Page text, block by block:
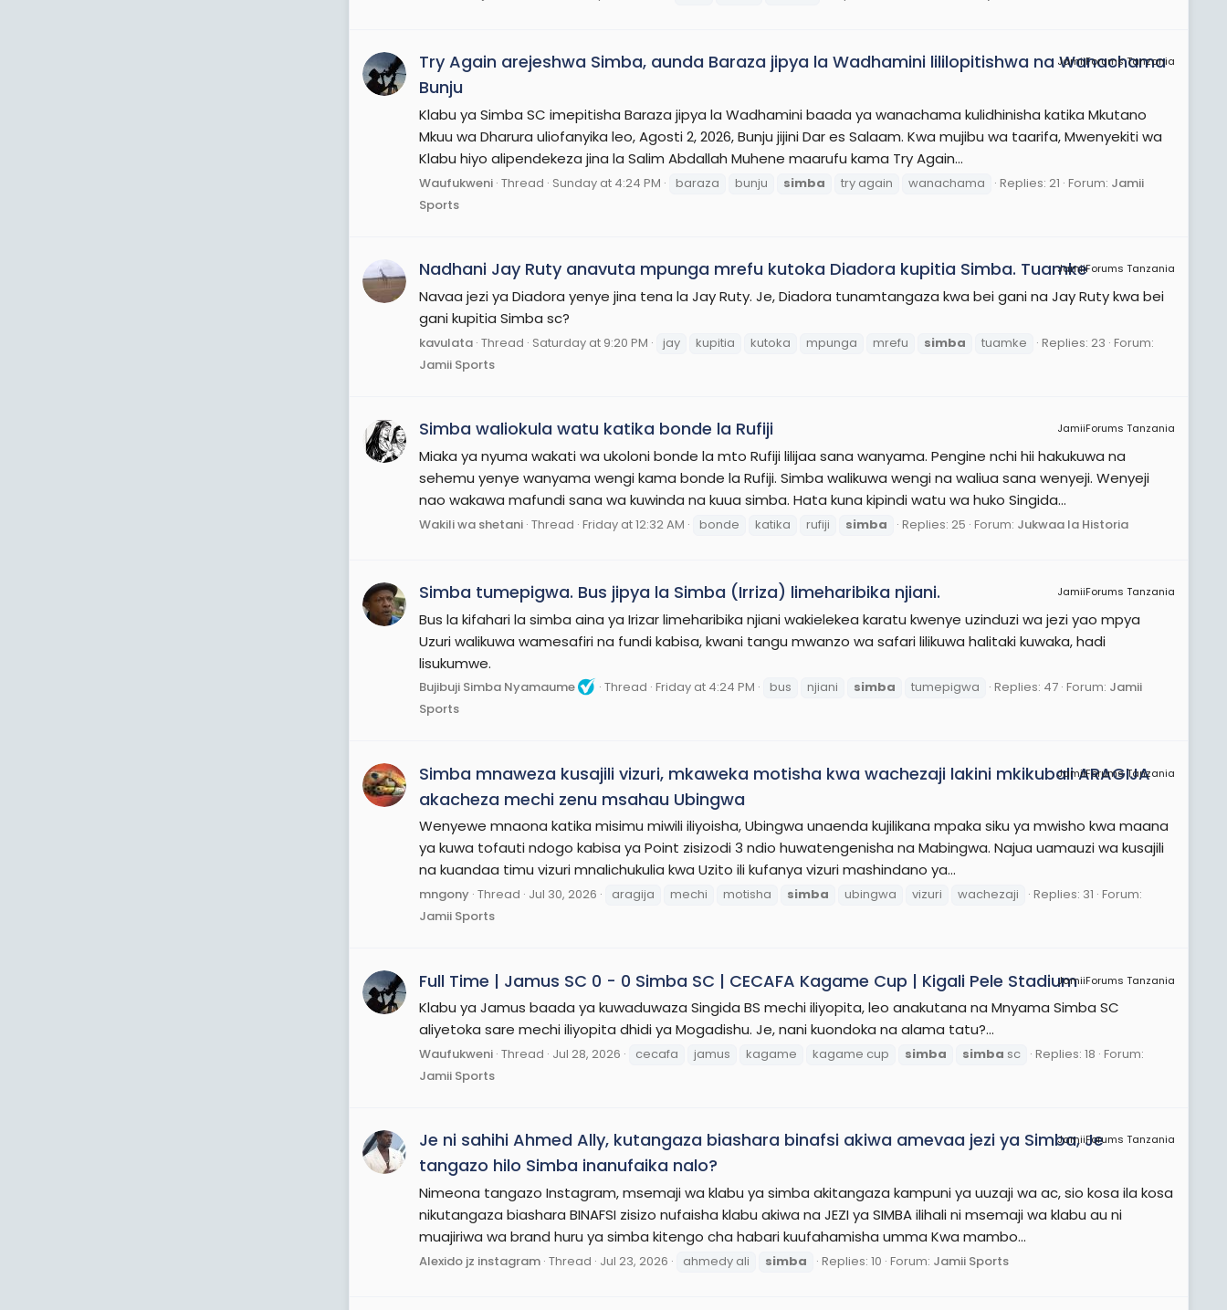
JamiiForums Tanzania
Try Again arejeshwa Simba, aunda Baraza jipya la Wadhamini lililopitishwa na Wanachama
Bunju
Klabu ya Simba SC imepitisha Baraza jipya la Wadhamini baada ya wanachama kulidhinisha katika Mkutano
Mkuu wa Dharura uliofanyika leo, Agosti 2, 2026, Bunju jijini Dar es Salaam. Kwa mujibu wa taarifa, Mwenyekiti wa
Klabu hiyo alipendekeza jina la Salim Abdallah Muhene maarufu kama Try Again...
Waufukweni Thread Sunday at 4:24 PM baraza bunju simba try again wanachama Replies: 21 Forum: Jamii
Sports
JamiiForums Tanzania
Nadhani Jay Ruty anavuta mpunga mrefu kutoka Diadora kupitia Simba. Tuamke
Navaa jezi ya Diadora yenye jina tena la Jay Ruty. Je, Diadora tunamtangaza kwa bei gani na Jay Ruty kwa bei
gani kupitia Simba sc?
kavulata Thread Saturday at 9:20 PM jay kupitia kutoka mpunga mrefu simba tuamke Replies: 23 Forum:
Jamii Sports
JamiiForums Tanzania
Simba waliokula watu katika bonde la Rufiji
Miaka ya nyuma wakati wa ukoloni bonde la mto Rufiji lilijaa sana wanyama. Pengine nchi hii hakukuwa na
sehemu yenye wanyama wengi kama bonde la Rufiji. Simba walikuwa wengi na waliua sana wenyeji. Wenyeji
nao wakawa mafundi sana wa kuwinda na kuua simba. Hata kuna kipindi watu wa huko Singida...
Wakili wa shetani Thread Friday at 12:32 AM bonde katika rufiji simba Replies: 25 Forum: Jukwaa la Historia
JamiiForums Tanzania
Simba tumepigwa. Bus jipya la Simba (Irriza) limeharibika njiani.
Bus la kifahari la simba aina ya Irizar limeharibika njiani wakielekea karatu kwenye uzinduzi wa jezi yao mpya
Uzuri walikuwa wamesafiri na fundi kabisa, kwani tangu mwanzo wa safari lilikuwa halitaki kuwaka, hadi
lisukumwe.
Bujibuji Simba Nyamaume Thread Friday at 4:24 PM bus njiani simba tumepigwa Replies: 47 Forum: Jamii
Sports
JamiiForums Tanzania
Simba mnaweza kusajili vizuri, mkaweka motisha kwa wachezaji lakini mkikubali ARAGIJA
akacheza mechi zenu msahau Ubingwa
Wenyewe mnaona katika misimu miwili iliyoisha, Ubingwa unaenda kujilikana mpaka siku ya mwisho kwa maana
ya kuwa tofauti ndogo kabisa ya Point zisizodi 3 ndio huwatengenisha na Mabingwa. Najua uamauzi wa kusajili
na kuandaa timu vizuri mnalichukulia kwa Uzito ili kufanya vizuri mashindano ya...
mngony Thread Jul 30, 2026 aragija mechi motisha simba ubingwa vizuri wachezaji Replies: 31 Forum:
Jamii Sports
JamiiForums Tanzania
Full Time | Jamus SC 0 - 0 Simba SC | CECAFA Kagame Cup | Kigali Pele Stadium
Klabu ya Jamus baada ya kuwaduwaza Singida BS mechi iliyopita, leo anakutana na Mnyama Simba SC
aliyetoka sare mechi iliyopita dhidi ya Mogadishu. Je, nani kuondoka na alama tatu?...
Waufukweni Thread Jul 28, 2026 cecafa jamus kagame kagame cup simba simba sc Replies: 18 Forum:
Jamii Sports
JamiiForums Tanzania
Je ni sahihi Ahmed Ally, kutangaza biashara binafsi akiwa amevaa jezi ya Simba, Je
tangazo hilo Simba inanufaika nalo?
Nimeona tangazo Instagram, msemaji wa klabu ya simba akitangaza kampuni ya uuzaji wa ac, sio kosa ila kosa
nikutangaza biashara BINAFSI zisizo nufaisha klabu akiwa na JEZI ya SIMBA ilihali ni msemaji wa klabu au ni
muajiriwa wa brand huru ya simba kitengo cha habari kuufahamisha umma Kwa mambo...
Alexido jz instagram Thread Jul 23, 2026 ahmedy ali simba Replies: 10 Forum: Jamii Sports